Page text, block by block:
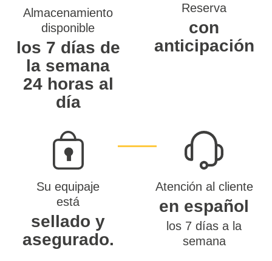
Almacenamiento
disponible
los 7 días de
la semana
24 horas al
día
Reserva
con
anticipación
Su equipaje
está
sellado y
asegurado.
Atención al cliente
en español
los 7 días a la
semana